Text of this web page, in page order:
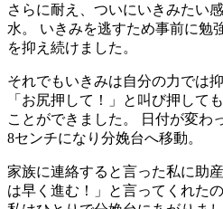
さらに耐え、ついにいきみたい
水。 いきみを逃すため事前に勉
を抑え続けました。
それでもいきみは自分の力では
「お尻押して！」と叫び押して
ことができました。 日付が変わ
8センチになり分娩台へ移動。
家族に連絡すると言った私に助
は早く進む！」と言ってくれた